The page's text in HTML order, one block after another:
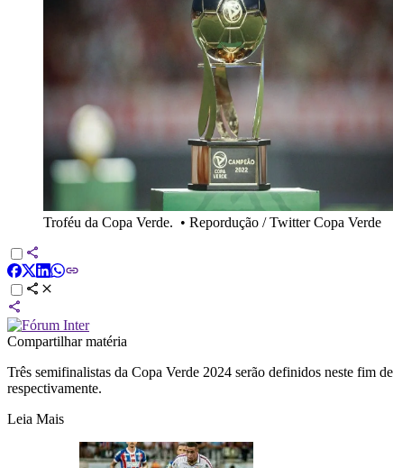
Troféu da Copa Verde. • Repordução / Twitter Copa Verde
Compartilhar matéria
Três semifinalistas da Copa Verde 2024 serão definidos neste fim
respectivamente.
Leia Mais